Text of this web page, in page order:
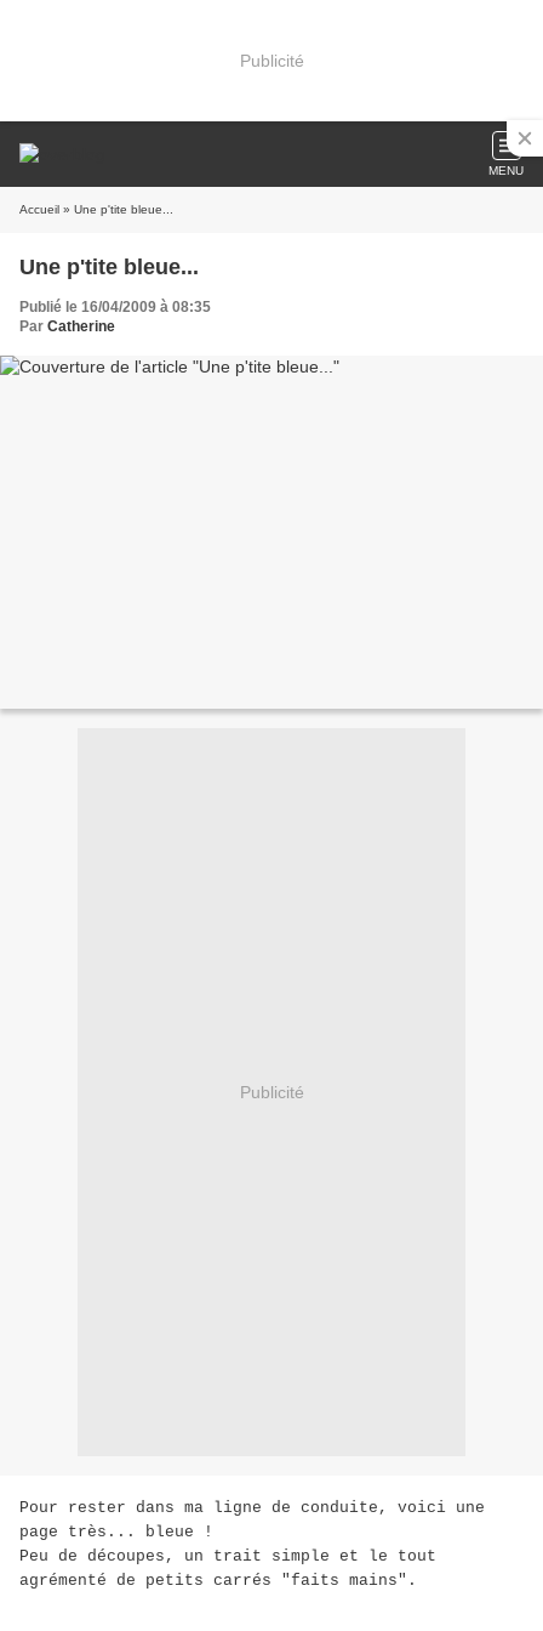
Publicité
MENU
Accueil » Une p'tite bleue...
Une p'tite bleue...
Publié le 16/04/2009 à 08:35
Par Catherine
Publicité
Pour rester dans ma ligne de conduite, voici une
page très... bleue !
Peu de découpes, un trait simple et le tout
agrémenté de petits carrés "faits mains".